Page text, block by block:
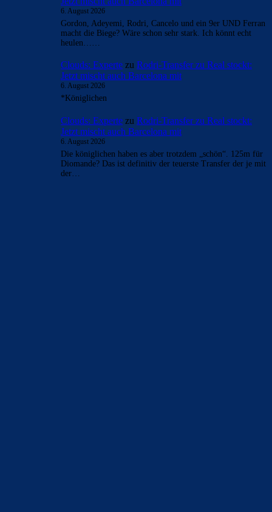
6. August 2026
Gordon, Adeyemi, Rodri, Cancelo und ein 9er UND Ferran
macht die Biege? Wäre schon sehr stark. Ich könnt echt
heulen……
Clouds: Experte zu Rodri-Transfer zu Real stockt:
Jetzt mischt auch Barcelona mit
6. August 2026
*Königlichen
Clouds: Experte zu Rodri-Transfer zu Real stockt:
Jetzt mischt auch Barcelona mit
6. August 2026
Die königlichen haben es aber trotzdem „schön“. 125m für
Diomande? Das ist definitiv der teuerste Transfer der je mit
der…